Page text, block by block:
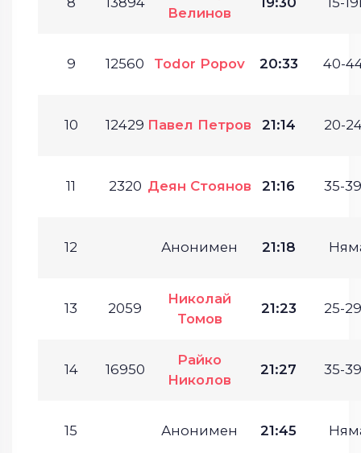
Велинов
9 12560 Todor Popov 20:33 40-
10 12429 Павел Петров 21:14 20-
11 2320 Деян Стоянов 21:16 35-
12 Анонимен 21:18
13 2059
Николай
Томов
21:23 25-
14 16950
Райко
Николов
21:27 35-
15 Анонимен 21:45